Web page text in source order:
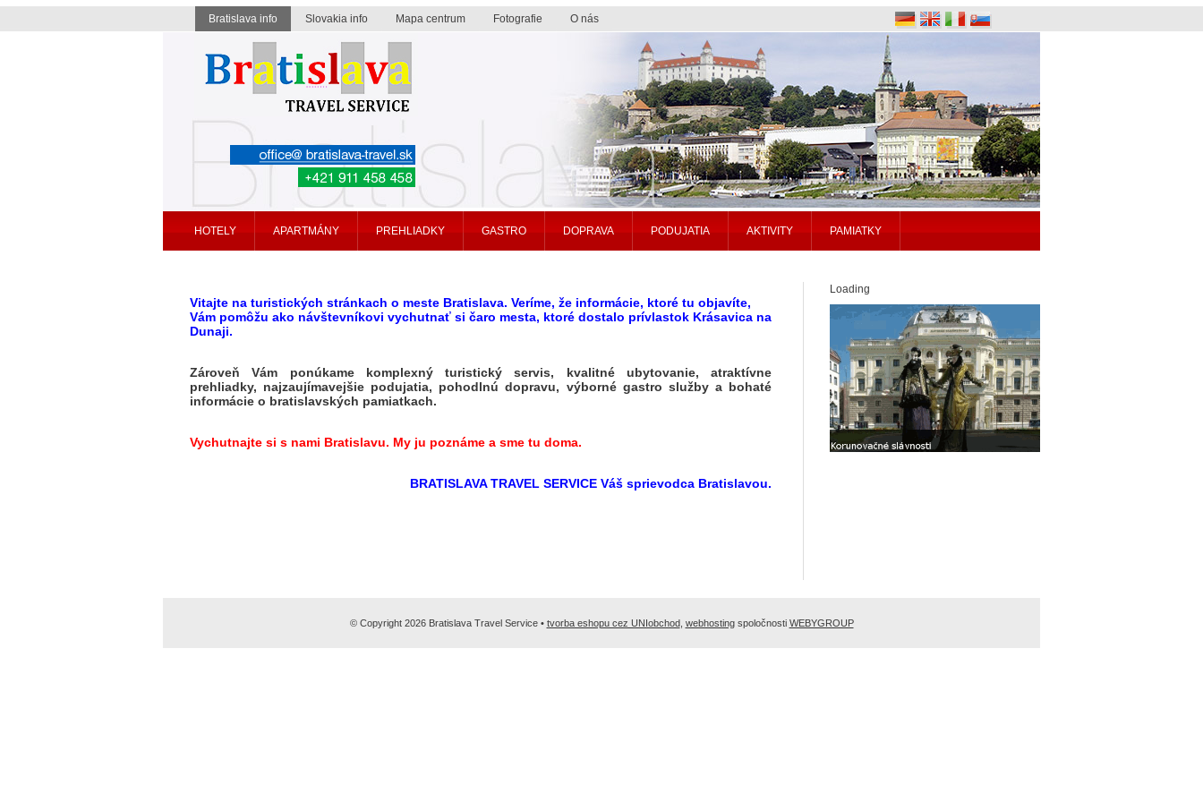
Bratislava travel service
Vitajte na turistických stránkach o meste Bratislava. Veríme, že informácie, ktoré tu objavíte,
Vám pomôžu ako návštevníkovi vychutnať si čaro mesta, ktoré dostalo prívlastok Krásavica na
Dunaji.
Zároveň Vám ponúkame komplexný turistický servis, kvalitné ubytovanie, atraktívne
prehliadky, najzaujímavejšie podujatia, pohodlnú dopravu, výborné gastro služby a bohaté
informácie o bratislavských pamiatkach.
Vychutnajte si s nami Bratislavu. My ju poznáme a sme tu doma.
BRATISLAVA TRAVEL SERVICE Váš sprievodca Bratislavou.
Loading
HOTELY APARTMÁNY PREHLIADKY GASTRO DOPRAVA PODUJATIA AKTIVITY PAMIATKY
Bratislava info Slovakia info Mapa centrum Fotografie O nás
© Copyright 2026 Bratislava Travel Service • tvorba eshopu cez UNIobchod, webhostingspoločnosti WEBYGROUP